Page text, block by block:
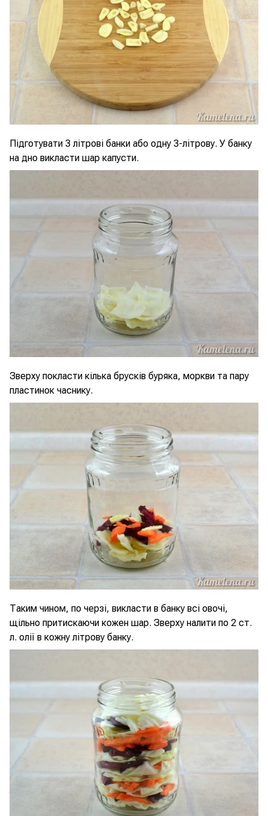
Підготувати 3 літрові банки або одну 3-літрову. У банку
на дно викласти шар капусти.
Зверху покласти кілька брусків буряка, моркви та пару
пластинок часнику.
Таким чином, по черзі, викласти в банку всі овочі,
щільно притискаючи кожен шар. Зверху налити по 2 ст.
л. олії в кожну літрову банку.